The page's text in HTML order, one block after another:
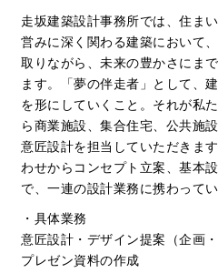
走坂建築設計事務所では、住ま
営みに深く関わる建築において
取りながら、未来の豊かさにま
ます。「夢の伴走者」として、
を形にしていくこと。それが私
ら商業施設、集合住宅、公共施
意匠設計を担当していただきま
わせからコンセプト立案、基本
で、一連の設計業務に携わってい
・具体業務
意匠設計・デザイン提案（企画・
プレゼン資料の作成